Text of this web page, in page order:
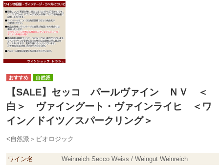
自然派
【SALE】セッコ パールヴァイン ＮＶ ＜
白＞ ヴァイングート・ヴァインライヒ ＜ワ
イン／ドイツ／スパークリング＞
<自然派＞ビオロジック
ワイン名
Weinreich Secco Weiss / Weingut Weinreich